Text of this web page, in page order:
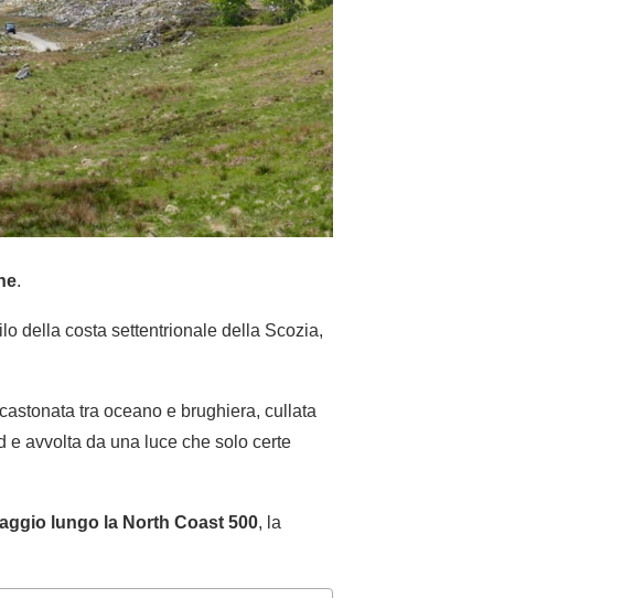
.
della costa settentrionale della Scozia,
tra oceano e brughiera, cullata
e avvolta da una luce che solo certe
lungo la North Coast 500, la